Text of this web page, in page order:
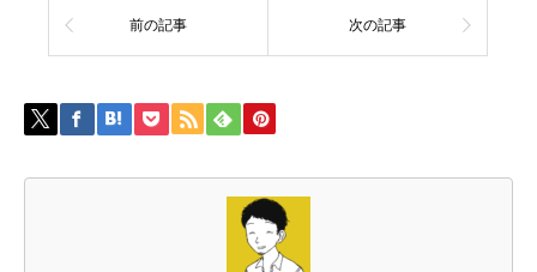
前の記事 次の記事